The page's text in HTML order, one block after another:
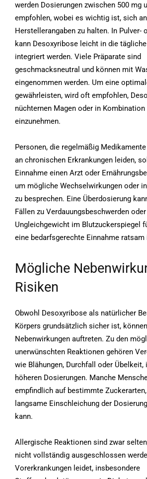
werden Dosierungen zwischen 500 mg
empfohlen, wobei es wichtig ist, sich
Herstellerangaben zu halten. In Pulver-
kann Desoxyribose leicht in die
integriert werden. Viele Präparate sind
geschmacksneutral und können mit
eingenommen werden. Um eine
gewährleisten, wird oft empfohlen,
nüchternen Magen oder in
einzunehmen.
Personen, die regelmäßig
an chronischen Erkrankungen leiden,
Einnahme einen Arzt oder
um mögliche Wechselwirkungen oder
zu besprechen. Eine Überdosierung
Fällen zu Verdauungsbeschwerden
Ungleichgewicht im Blutzuckerspiegel
eine bedarfsgerechte Einnahme ratsam
Mögliche
Risiken
Obwohl Desoxyribose als natürlicher
Körpers grundsätzlich sicher ist,
Nebenwirkungen auftreten. Zu den
unerwünschten Reaktionen gehören
wie Blähungen, Durchfall oder Übelkeit,
höheren Dosierungen. Manche
empfindlich auf bestimmte
langsame Einschleichung der
kann.
Allergische Reaktionen sind zwar
nicht vollständig ausgeschlossen
Vorerkrankungen leidet, insbesondere